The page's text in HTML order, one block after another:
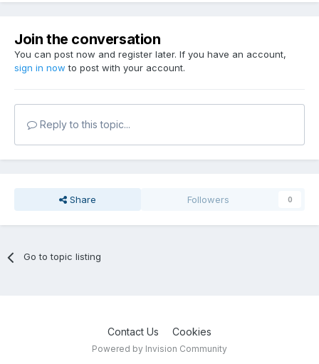
Join the conversation
You can post now and register later. If you have an account,
sign in now to post with your account.
Reply to this topic...
Share Followers 0
Go to topic listing
Contact Us Cookies
Powered by Invision Community